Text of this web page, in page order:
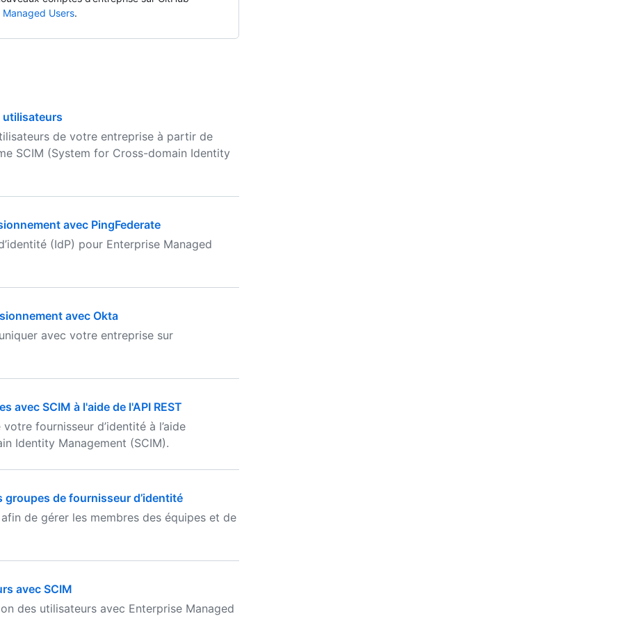
Users.
utilisateurs
de votre entreprise à partir de
SCIM (System for Cross-domain Identity
avec PingFederate
(IdP) pour Enterprise Managed
avec Okta
avec votre entreprise sur
SCIM à l'aide de l'API REST
fournisseur d’identité à l’aide
Identity Management (SCIM).
de fournisseur d’identité
de gérer les membres des équipes et de
avec SCIM
des utilisateurs avec Enterprise Managed